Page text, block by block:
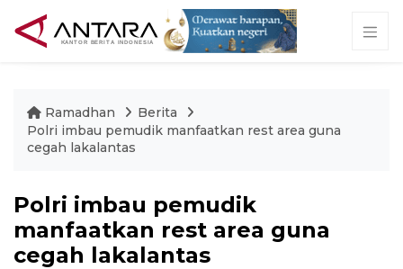
Ramadhan
Berita
Polri imbau pemudik manfaatkan rest area guna
cegah lakalantas
Polri imbau pemudik
manfaatkan rest area guna
cegah lakalantas